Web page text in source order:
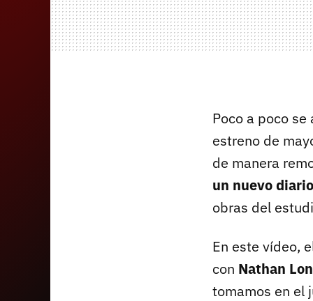
Poco a poco
estreno de
de manera
un nuevo
obras del
En este vídeo,
con Nathan
tomamos en el